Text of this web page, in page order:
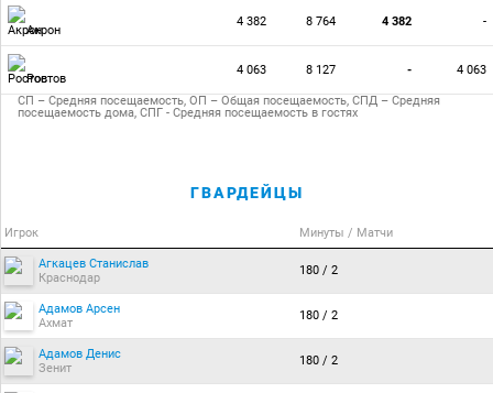
Акрон
4 382 8 764 4 382 -
Ростов
4 063 8 127 - 4 063
СП – Средняя посещаемость, ОП – Общая посещаемость, СПД – Средняя
посещаемость дома, СПГ - Средняя посещаемость в гостях
ГВАРДЕЙЦЫ
Игрок Минуты / Матчи
Агкацев Станислав
Краснодар
180 / 2
Адамов Арсен
Ахмат
180 / 2
Адамов Денис
Зенит
180 / 2